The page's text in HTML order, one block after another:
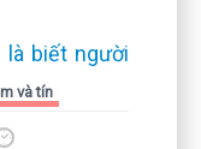
là biết người
và tín